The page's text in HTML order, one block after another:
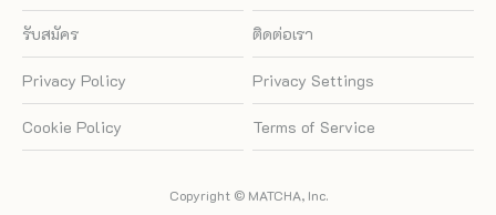
รับสมัคร ติดต่อเรา
Privacy Policy Privacy Settings
Cookie Policy Terms of Service
Copyright © MATCHA, Inc.